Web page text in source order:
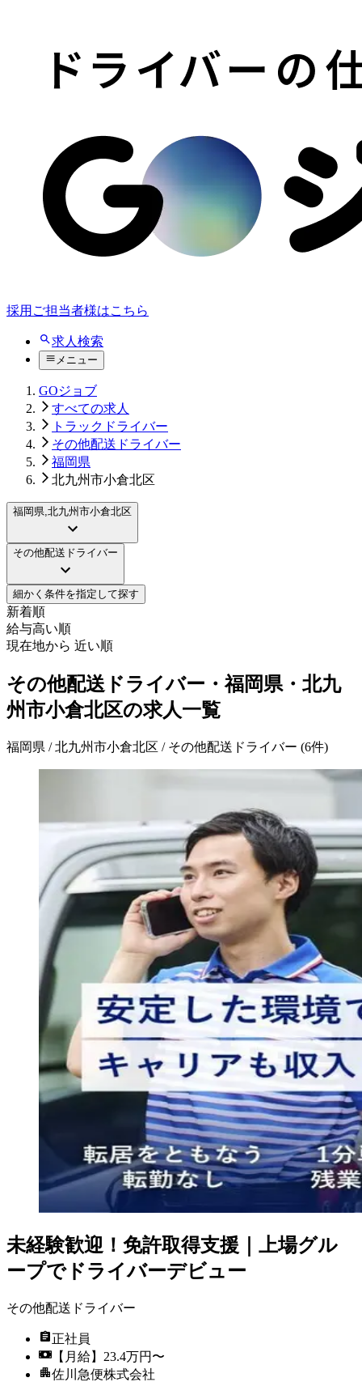
採用ご担当者様はこちら
求人検索
メニュー
GOジョブ
すべての求人
トラックドライバー
その他配送ドライバー
福岡県
北九州市小倉北区
福岡県,北九州市小倉北区
その他配送ドライバー
細かく条件を指定して探す
新着順
給与高い順
現在地から 近い順
その他配送ドライバー・福岡県・北九
州市小倉北区の求人一覧
福岡県 / 北九州市小倉北区 / その他配送ドライバー (6件)
未経験歓迎！免許取得支援｜上場グル
ープでドライバーデビュー
その他配送ドライバー
正社員
【月給】23.4万円〜
佐川急便株式会社